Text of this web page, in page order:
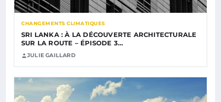
CHANGEMENTS CLIMATIQUES
SRI LANKA : À LA DÉCOUVERTE ARCHITECTURALE
SUR LA ROUTE – ÉPISODE 3…
JULIE GAILLARD